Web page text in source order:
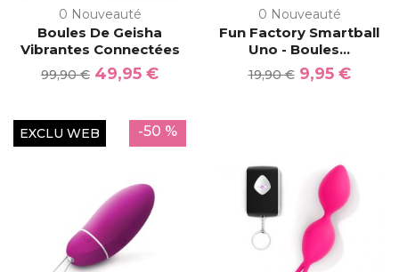
0 Nouveauté
Boules De Geisha
Vibrantes Connectées
99,90 € 49,95 €
0 Nouveauté
Fun Factory Smartball
Uno - Boules...
19,90 € 9,95 €
EXCLU WEB -50 %